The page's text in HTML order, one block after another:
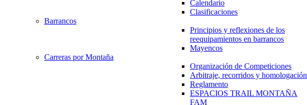
Calendario
Clasificaciones
Barrancos
Principios y reflexiones de los
reequipamientos en barrancos
Mayencos
Carreras por Montaña
Organización de Competiciones
Arbitraje, recorridos y homologación
Reglamento
ESPACIOS TRAIL MONTAÑA
FAM